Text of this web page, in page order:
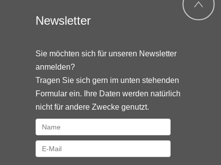
Newsletter
Sie möchten sich für unseren Newsletter
anmelden?
Tragen Sie sich gern im unten stehenden
Formular ein. Ihre Daten werden natürlich
nicht für andere Zwecke genutzt.